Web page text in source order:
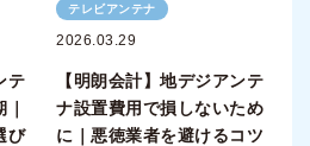
テ
び
テレビアンテナ
2026.03.29
【明朗会計】地デジアンテ
ナ設置費用で損しないため
に｜悪徳業者を避けるコツ